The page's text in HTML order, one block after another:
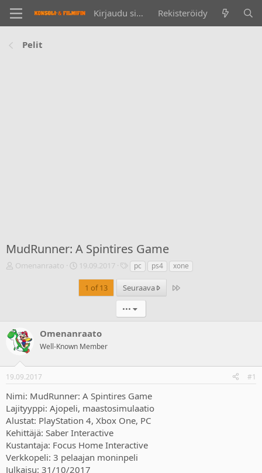
Kirjaudu sisään Rekisteröidy
Pelit
MudRunner: A Spintires Game
V
k
e
t
u
n
l
o
i
t
t
a
j
Omenanraato
A
i
p
ä
v
m
ä
ä
r
ä
19.09.2017
T
n
n
i
s
pc ps4 xone
1 of 13 Seuraava Last
•••
Omenanraato
Well-Known Member
19.09.2017 #1
Nimi: MudRunner: A Spintires Game
Lajityyppi: Ajopeli, maastosimulaatio
Alustat: PlayStation 4, Xbox One, PC
Kehittäjä: Saber Interactive
Kustantaja: Focus Home Interactive
Verkkopeli: 3 pelaajan moninpeli
Julkaisu: 31/10/2017